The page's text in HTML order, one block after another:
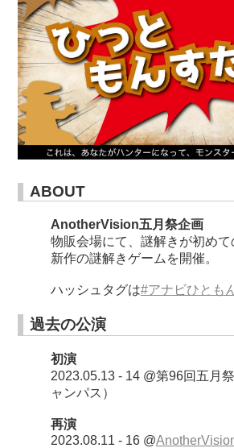
ABOUT
AnotherVision五月祭企画
物販会場にて、謎解きが初め
新作の謎解きゲームを開催。
ハッシュタグは#アナビひとも
過去の公演
初演
2023.05.13 - 14 @第96回五月
ャンパス）
再演
2023.08.11 - 16 @